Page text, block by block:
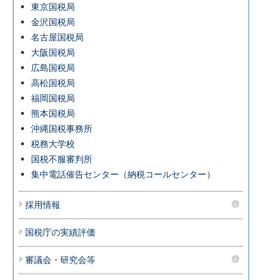
東京国税局
金沢国税局
名古屋国税局
大阪国税局
広島国税局
高松国税局
福岡国税局
熊本国税局
沖縄国税事務所
税務大学校
国税不服審判所
集中電話催告センター（納税コールセンター）
採用情報
国税庁の実績評価
審議会・研究会等